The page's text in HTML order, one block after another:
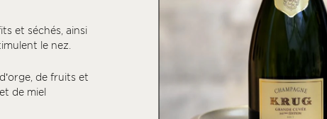
et séchés, ainsi
le nez.
de fruits et
de miel